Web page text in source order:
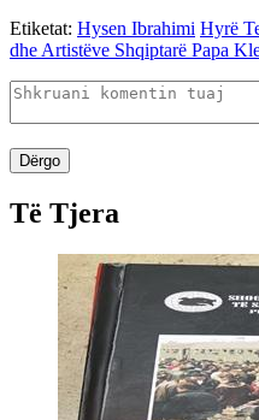
Etiketat: Hysen Ibrahimi Hyrë
dhe Artistëve Shqiptarë Papa
Dërgo
Të Tjera